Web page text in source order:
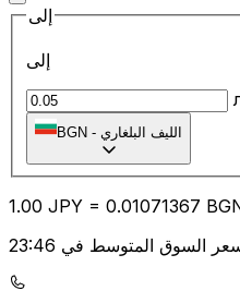
إلى
إلى
BGN - الليف البلغاري
1.00 JPY = 0.01071367